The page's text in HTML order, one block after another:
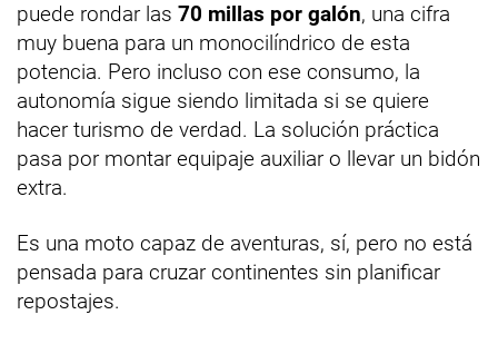
puede rondar las 70 millas por galón, una cifra
muy buena para un monocilíndrico de esta
potencia. Pero incluso con ese consumo, la
autonomía sigue siendo limitada si se quiere
hacer turismo de verdad. La solución práctica
pasa por montar equipaje auxiliar o llevar un bidón
extra.
Es una moto capaz de aventuras, sí, pero no está
pensada para cruzar continentes sin planificar
repostajes.